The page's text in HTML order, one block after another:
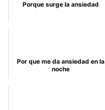
Porque surge la ansiedad
Por que me da ansiedad en la
noche